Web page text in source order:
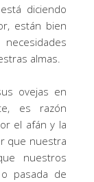
diciendo
están bien
almas.
ovejas en
es razón
el afán y la
que nuestra
nuestros
pasada de